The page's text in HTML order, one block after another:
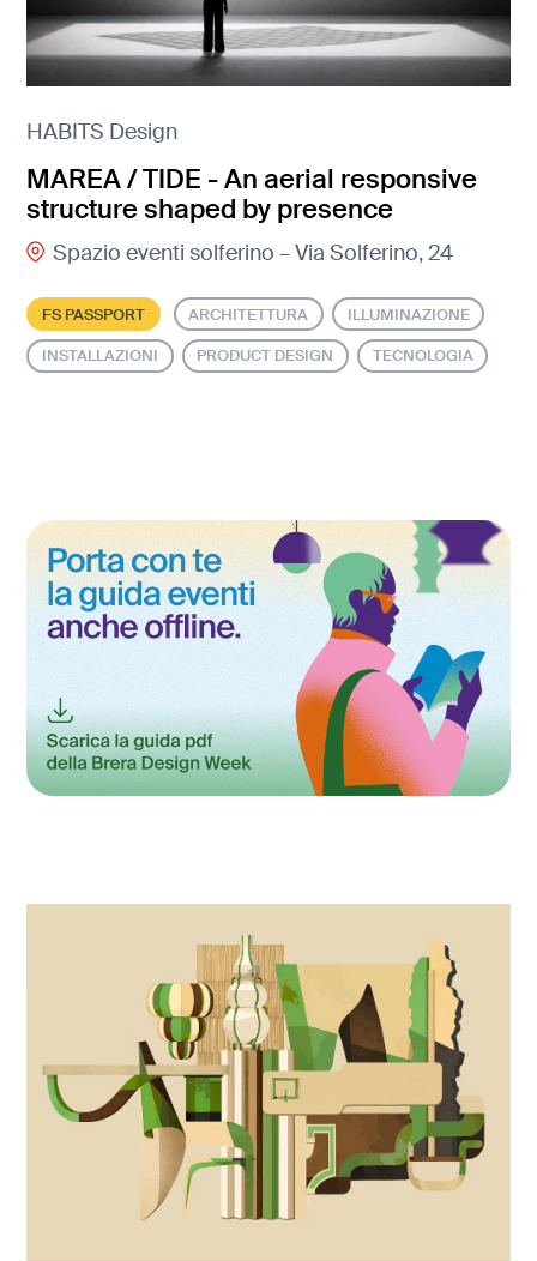
HABITS Design
MAREA / TIDE - An aerial responsive
structure shaped by presence
Spazio eventi solferino – Via Solferino, 24
FS PASSPORT ARCHITETTURA ILLUMINAZIONE
INSTALLAZIONI PRODUCT DESIGN TECNOLOGIA